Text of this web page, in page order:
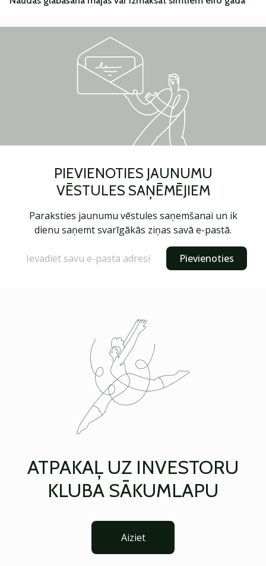
PIEVIENOTIES JAUNUMU
VĒSTULES SAŅĒMĒJIEM
Paraksties jaunumu vēstules saņemšanai un ik
dienu saņemt svarīgākās ziņas savā e-pastā.
Pievienoties
ATPAKAĻ UZ INVESTORU
KLUBA SĀKUMLAPU
Aiziet